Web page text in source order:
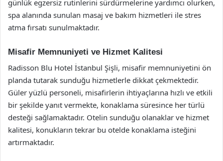
günlük egzersiz rutinlerini sürdürmelerine yardımcı olurken,
spa alanında sunulan masaj ve bakım hizmetleri ile stres
atma fırsatı sunulmaktadır.
Misafir Memnuniyeti ve Hizmet Kalitesi
Radisson Blu Hotel İstanbul Şişli, misafir memnuniyetini ön
planda tutarak sunduğu hizmetlerle dikkat çekmektedir.
Güler yüzlü personeli, misafirlerin ihtiyaçlarına hızlı ve etkili
bir şekilde yanıt vermekte, konaklama süresince her türlü
desteği sağlamaktadır. Otelin sunduğu olanaklar ve hizmet
kalitesi, konukların tekrar bu otelde konaklama isteğini
artırmaktadır.